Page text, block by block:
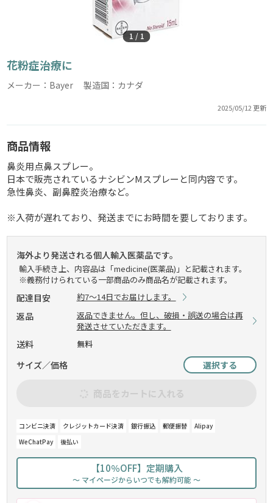
1 / 1
花粉症治療に
メーカー：Bayer 製造国：カナダ
2025/05/12 更新
商品情報
鼻炎用点鼻スプレー。
日本で販売されているナシビンMスプレーと同内容です。
急性鼻炎、副鼻腔炎治療など。
※入荷が遅れており、発送までにお時間を要しております。
海外より発送される個人輸入医薬品です。
輸入手続き上、内容品は「medicine(医薬品)」と記載されます。
※義務付けられている一部商品のみ商品名が記載されます。
配達目安 約7～14日でお届けします。
返品
返品できません。但し、破損・誤送の場合は再
発送させていただきます。
送料 無料
サイズ／価格 選択する
商品をカートに入れる
コンビニ決済 クレジットカード決済 銀行振込 郵便振替
Alipay
WeChatPay
後払い
【10％OFF】定期購入
～ マイページからいつでも解約可能 ～